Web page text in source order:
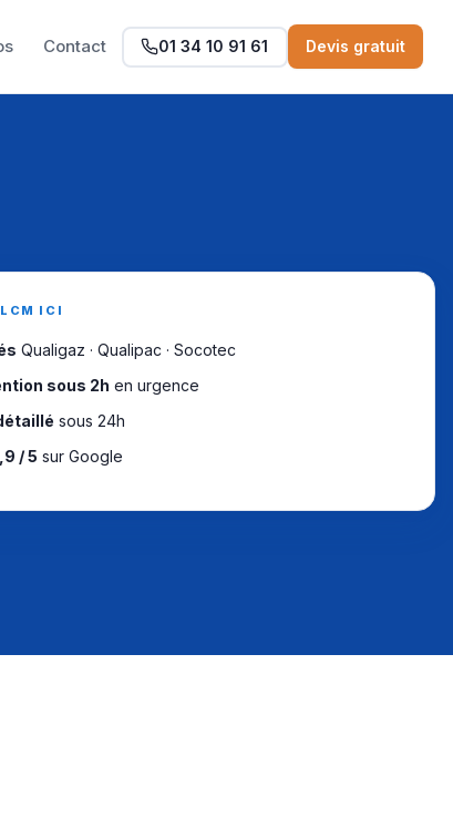
Contact 01 34 10 91 61 Devis gratuit
ICI
Qualigaz · Qualipac · Socotec
sous 2h en urgence
sous 24h
/ 5 sur Google